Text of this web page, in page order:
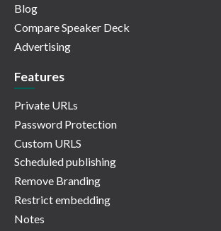
Blog
Compare Speaker Deck
Advertising
Features
Private URLs
Password Protection
Custom URLS
Scheduled publishing
Remove Branding
Restrict embedding
Notes